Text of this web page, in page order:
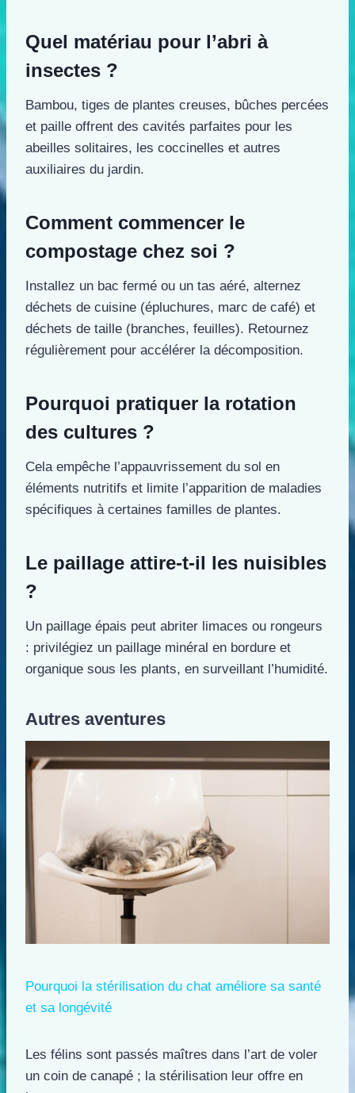
Quel matériau pour l’abri à
insectes ?
Bambou, tiges de plantes creuses, bûches percées
et paille offrent des cavités parfaites pour les
abeilles solitaires, les coccinelles et autres
auxiliaires du jardin.
Comment commencer le
compostage chez soi ?
Installez un bac fermé ou un tas aéré, alternez
déchets de cuisine (épluchures, marc de café) et
déchets de taille (branches, feuilles). Retournez
régulièrement pour accélérer la décomposition.
Pourquoi pratiquer la rotation
des cultures ?
Cela empêche l’appauvrissement du sol en
éléments nutritifs et limite l’apparition de maladies
spécifiques à certaines familles de plantes.
Le paillage attire-t-il les nuisibles
?
Un paillage épais peut abriter limaces ou rongeurs
: privilégiez un paillage minéral en bordure et
organique sous les plants, en surveillant l’humidité.
Autres aventures
Pourquoi la stérilisation du chat améliore sa santé
et sa longévité
Les félins sont passés maîtres dans l’art de voler
un coin de canapé ; la stérilisation leur offre en